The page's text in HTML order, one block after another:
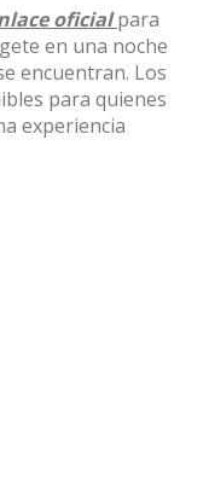
oficial para
en una noche
encuentran. Los
para quienes
experiencia